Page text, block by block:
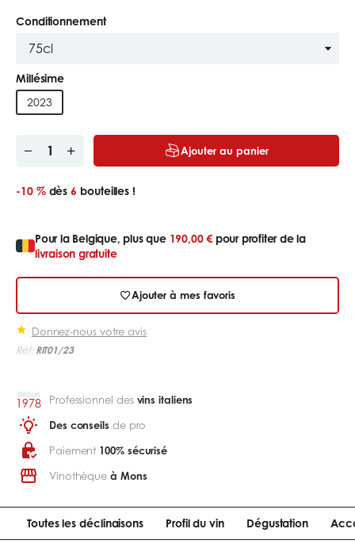
Conditionnement
Millésime
2023
Ajouter au panier
-10 % dès6 bouteilles !
Pour la Belgique, plus que 190,00 € pour profiter de la
livraison gratuite
Ajouter à mes favoris
Donnez-nous votre avis
Réf: RIT01/23
depuis
1978 Professionnel des vins italiens
Des conseils de pro
Paiement 100% sécurisé
Vinothèqueà Mons
Toutes les déclinaisons Profil du vin Dégustation